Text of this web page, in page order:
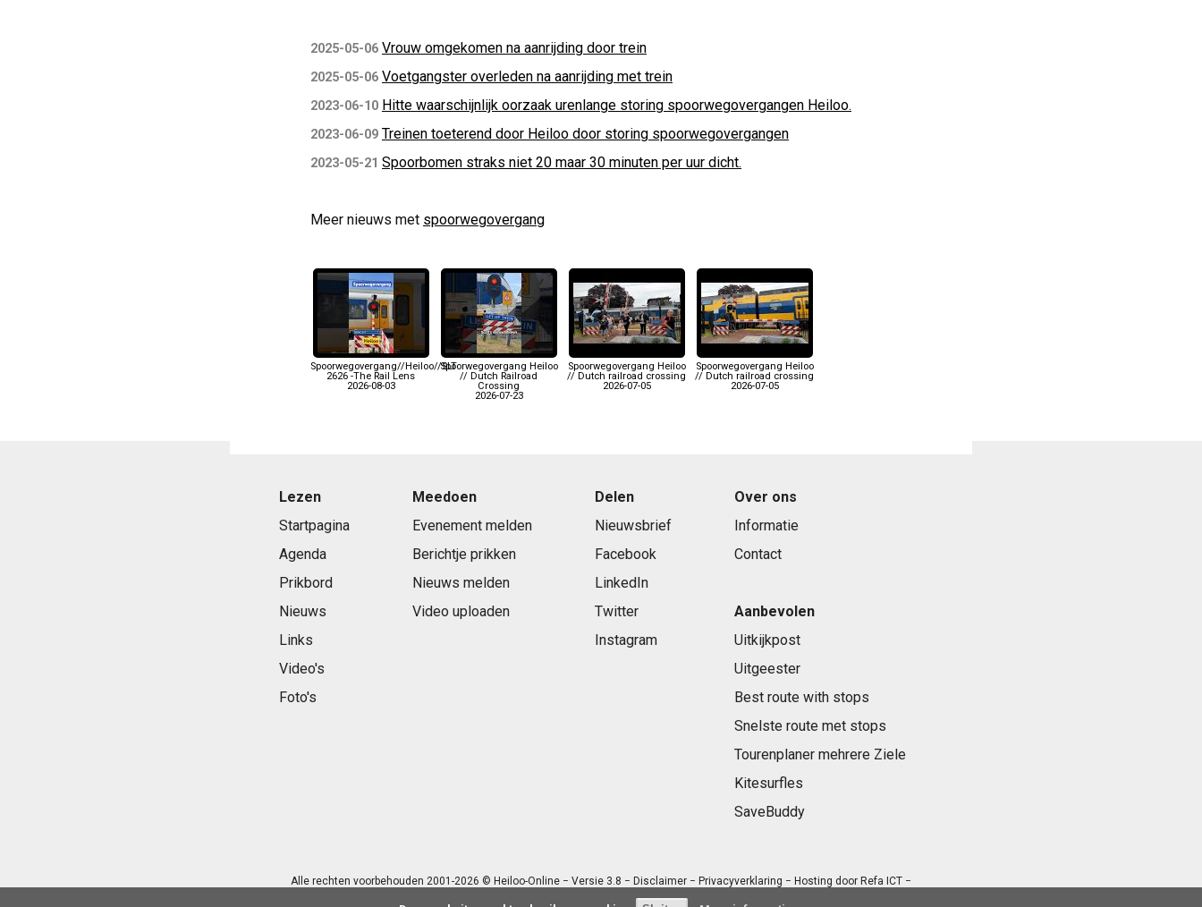
2025-05-06 Vrouw omgekomen na aanrijding door trein
2025-05-06 Voetgangster overleden na aanrijding met trein
2023-06-10 Hitte waarschijnlijk oorzaak urenlange storing spoorwegovergangen Heiloo.
2023-06-09 Treinen toeterend door Heiloo door storing spoorwegovergangen
2023-05-21 Spoorbomen straks niet 20 maar 30 minuten per uur dicht.
Meer nieuws met spoorwegovergang
Spoorwegovergang//Heiloo//SLT
2626 -The Rail Lens
2026-08-03
Spoorwegovergang Heiloo
// Dutch Railroad
Crossing
2026-07-23
Spoorwegovergang Heiloo
// Dutch railroad crossing
2026-07-05
Spoorwegovergang Heiloo
// Dutch railroad crossing
2026-07-05
Lezen
Startpagina
Agenda
Prikbord
Nieuws
Links
Video's
Foto's
Meedoen
Evenement melden
Berichtje prikken
Nieuws melden
Video uploaden
Delen
Nieuwsbrief
Facebook
LinkedIn
Twitter
Instagram
Over ons
Informatie
Contact
Aanbevolen
Uitkijkpost
Uitgeester
Best route with stops
Snelste route met stops
Tourenplaner mehrere Ziele
Kitesurfles
SaveBuddy
Alle rechten voorbehouden 2001-2026 © Heiloo-Online − Versie 3.8 − Disclaimer− Privacyverklaring − Hosting door Refa ICT−